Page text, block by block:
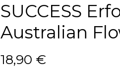
SUCCESS
Australian
18,90 €